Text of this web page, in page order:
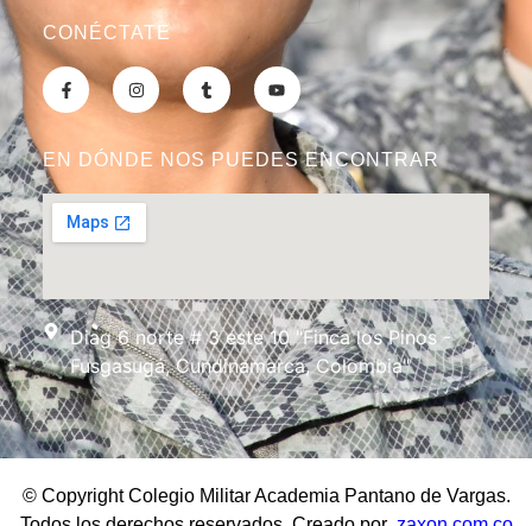
CONÉCTATE
EN DÓNDE NOS PUEDES ENCONTRAR
Diag 6 norte # 3 este 10 "Finca los Pinos -
Fusgasugá, Cundinamarca, Colombia"
© Copyright Colegio Militar Academia Pantano de Vargas.